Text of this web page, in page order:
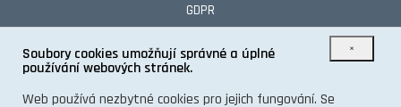
GDPR
TENTO INFORMAČNÍ WEB VÁM PŘINÁŠÍ PORTÁL
×
Soubory cookies umožňují správné a úplné
používání webových stránek.
Web používá nezbytné cookies pro jejich fungování. Se